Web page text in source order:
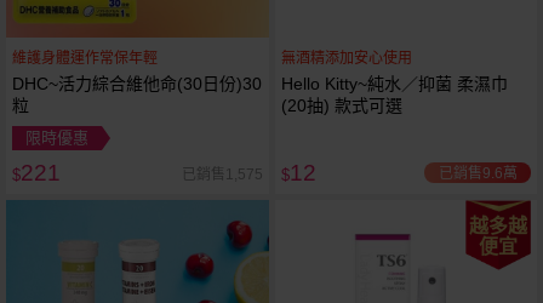
維護身體運作常保年輕
DHC~活力綜合維他命(30日份)30
粒
限時優惠
$221 已銷售1,575
無酒精添加安心使用
Hello Kitty~純水／抑菌 柔濕巾
(20抽) 款式可選
$12 已銷售9.6萬
越多越
便宜